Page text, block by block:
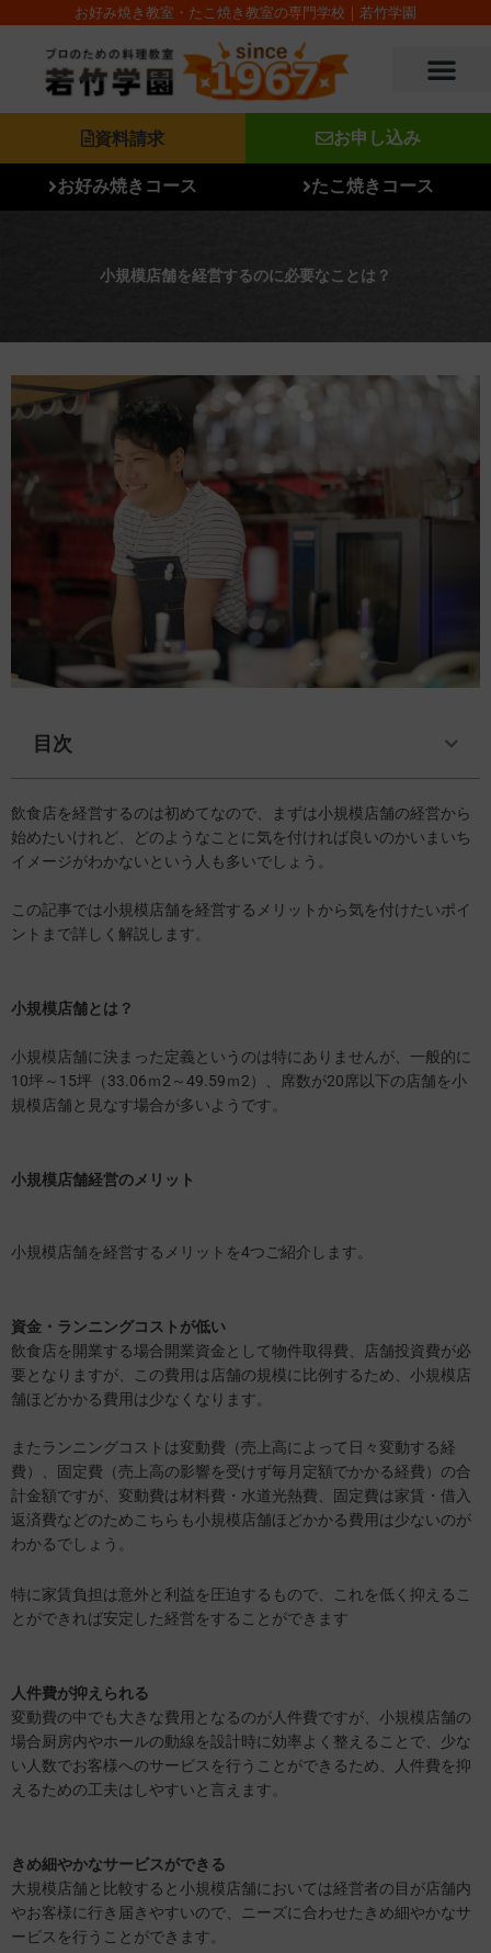
お好み焼き教室・たこ焼き教室の専門学校｜若竹学園
資料請求 お申し込み
お好み焼きコース たこ焼きコース
小規模店舗を経営するのに必要なことは？
目次
飲食店を経営するのは初めてなので、まずは小規模店舗の経営から
始めたいけれど、どのようなことに気を付ければ良いのかいまいち
イメージがわかないという人も多いでしょう。
この記事では小規模店舗を経営するメリットから気を付けたいポイ
ントまで詳しく解説します。
小規模店舗とは？
小規模店舗に決まった定義というのは特にありませんが、一般的に
10坪～15坪（33.06ｍ2～49.59ｍ2）、席数が20席以下の店舗を小
規模店舗と見なす場合が多いようです。
小規模店舗経営のメリット
小規模店舗を経営するメリットを4つご紹介します。
資金・ランニングコストが低い
飲食店を開業する場合開業資金として物件取得費、店舗投資費が必
要となりますが、この費用は店舗の規模に比例するため、小規模店
舗ほどかかる費用は少なくなります。
またランニングコストは変動費（売上高によって日々変動する経
費）、固定費（売上高の影響を受けず毎月定額でかかる経費）の合
計金額ですが、変動費は材料費・水道光熱費、固定費は家賃・借入
返済費などのためこちらも小規模店舗ほどかかる費用は少ないのが
わかるでしょう。
特に家賃負担は意外と利益を圧迫するもので、これを低く抑えるこ
とができれば安定した経営をすることができます
人件費が抑えられる
変動費の中でも大きな費用となるのが人件費ですが、小規模店舗の
場合厨房内やホールの動線を設計時に効率よく整えることで、少な
い人数でお客様へのサービスを行うことができるため、人件費を抑
えるための工夫はしやすいと言えます。
きめ細やかなサービスができる
大規模店舗と比較すると小規模店舗においては経営者の目が店舗内
やお客様に行き届きやすいので、ニーズに合わせたきめ細やかなサ
ービスを行うことができます。